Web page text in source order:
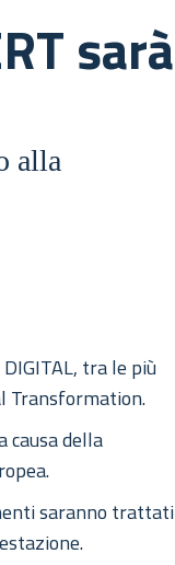
sarà
alla
tra le più
Transformation.
causa della
saranno trattati